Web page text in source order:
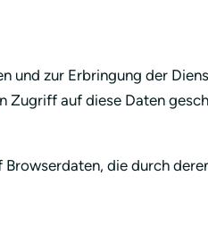
und zur Erbringung der
Zugriff auf diese Daten
Browserdaten, die durch